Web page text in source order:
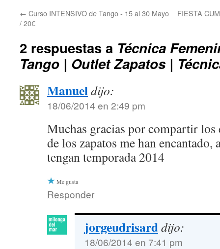
← Curso INTENSIVO de Tango - 15 al 30 Mayo
/ 20€
FIESTA
2 respuestas a Técnica
Tango | Outlet Zapatos |
Manueldijo:
18/06/2014 en 2:49 pm
Muchas gracias por compartir los
de los zapatos me han encantado,
tengan temporada 2014
Me gusta
Responder
jorgeudrisarddijo:
18/06/2014 en 7:41 pm